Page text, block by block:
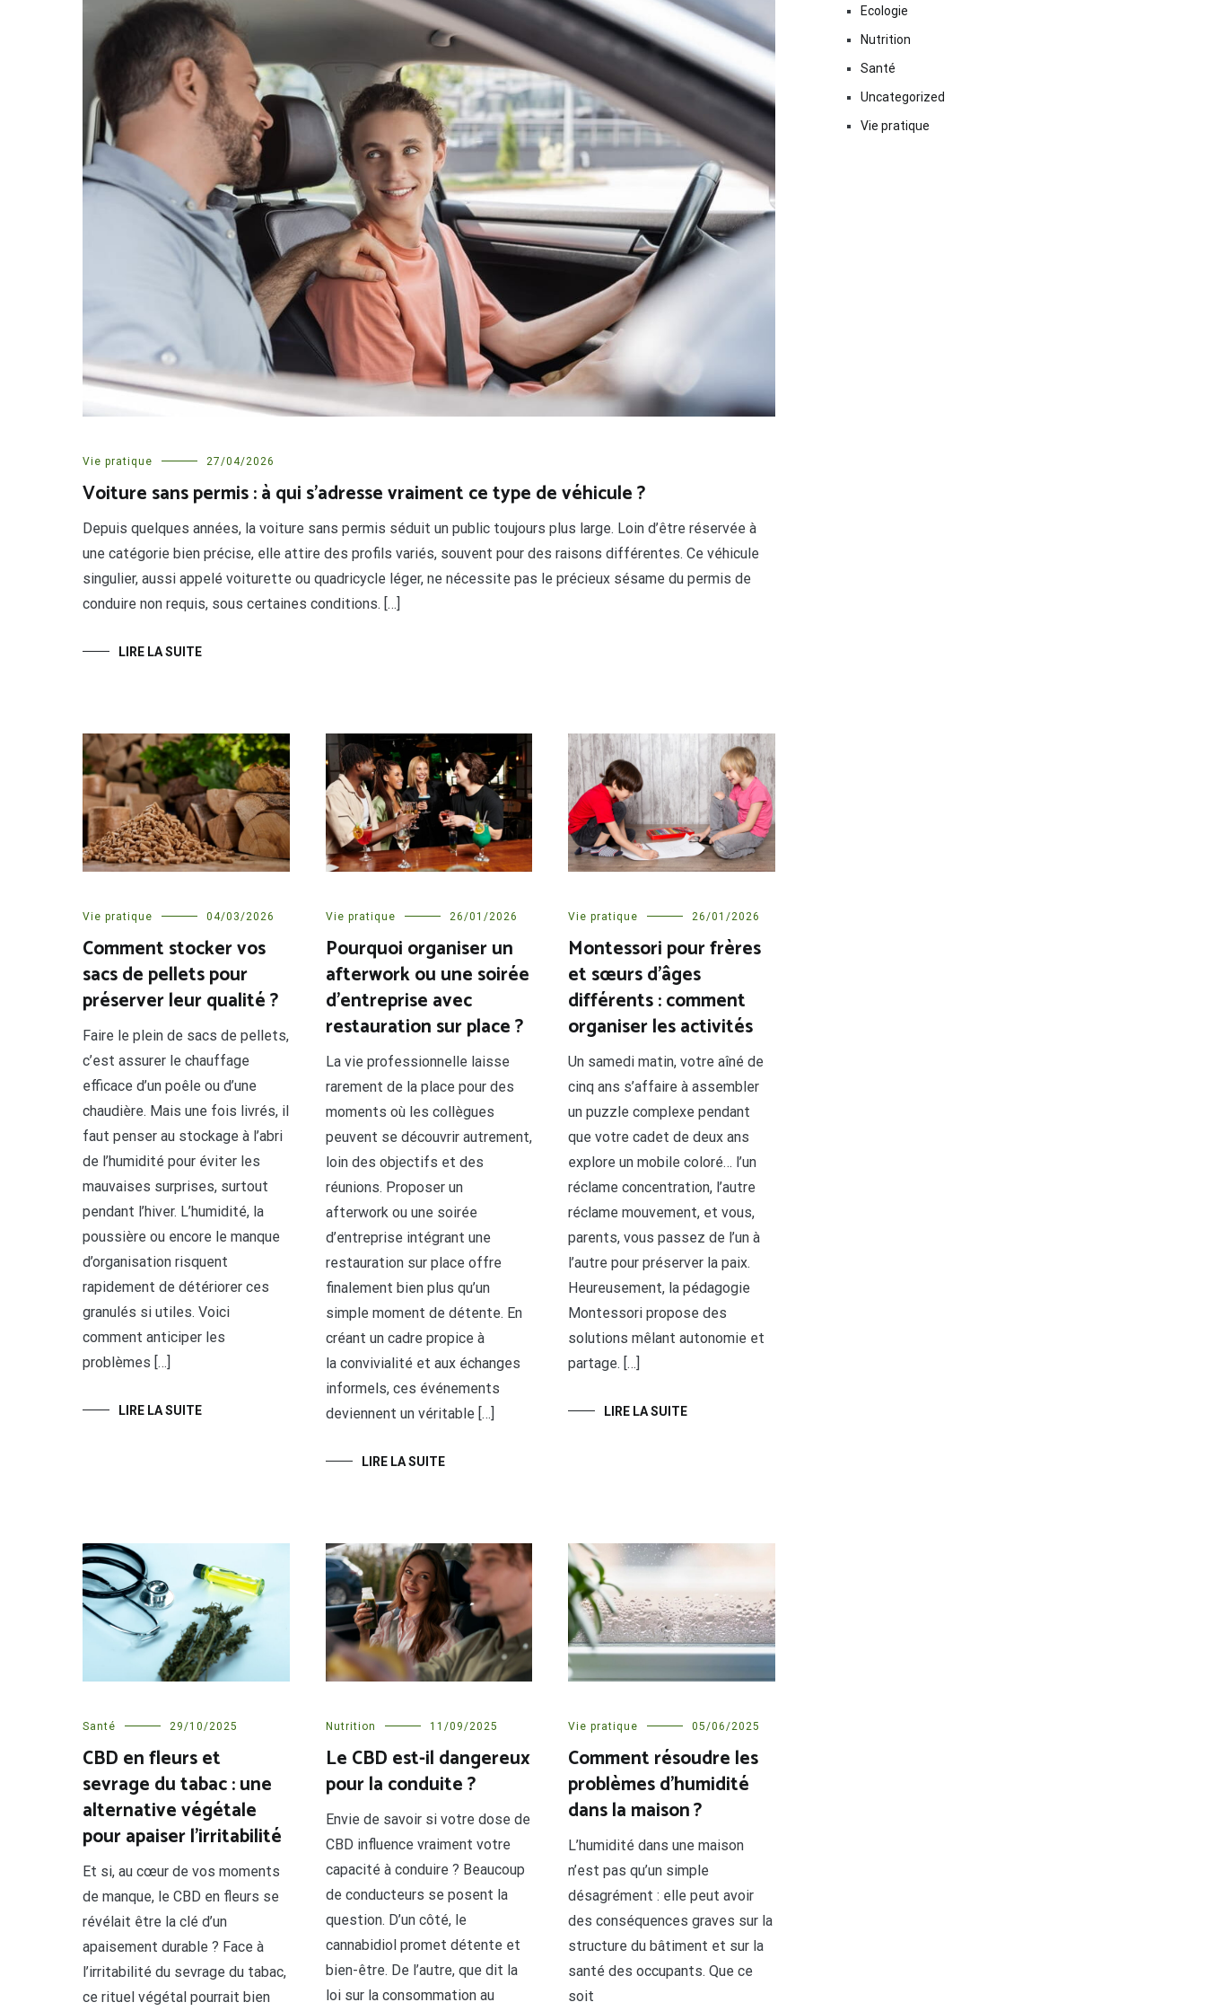
Vie pratique 27/04/2026
Voiture sans permis : à qui s’adresse vraiment ce type de véhicule ?
Depuis quelques années, la voiture sans permis séduit un public toujours plus large. Loin d’être réservée à
une catégorie bien précise, elle attire des profils variés, souvent pour des raisons différentes. Ce véhicule
singulier, aussi appelé voiturette ou quadricycle léger, ne nécessite pas le précieux sésame du permis de
conduire non requis, sous certaines conditions. […]
LIRE LA SUITE
Vie pratique 04/03/2026
Comment stocker vos
sacs de pellets pour
préserver leur qualité ?
Faire le plein de sacs de pellets,
c’est assurer le chauffage
efficace d’un poêle ou d’une
chaudière. Mais une fois livrés, il
faut penser au stockage à l’abri
de l’humidité pour éviter les
mauvaises surprises, surtout
pendant l’hiver. L’humidité, la
poussière ou encore le manque
d’organisation risquent
rapidement de détériorer ces
granulés si utiles. Voici
comment anticiper les
problèmes […]
LIRE LA SUITE
Vie pratique 26/01/2026
Pourquoi organiser un
afterwork ou une soirée
d’entreprise avec
restauration sur place ?
La vie professionnelle laisse
rarement de la place pour des
moments où les collègues
peuvent se découvrir autrement,
loin des objectifs et des
réunions. Proposer un
afterwork ou une soirée
d’entreprise intégrant une
restauration sur place offre
finalement bien plus qu’un
simple moment de détente. En
créant un cadre propice à
la convivialité et aux échanges
informels, ces événements
deviennent un véritable […]
LIRE LA SUITE
Vie pratique 26/01/2026
Montessori pour frères
et sœurs d’âges
différents : comment
organiser les activités
Un samedi matin, votre aîné de
cinq ans s’affaire à assembler
un puzzle complexe pendant
que votre cadet de deux ans
explore un mobile coloré… l’un
réclame concentration, l’autre
réclame mouvement, et vous,
parents, vous passez de l’un à
l’autre pour préserver la paix.
Heureusement, la pédagogie
Montessori propose des
solutions mêlant autonomie et
partage. […]
LIRE LA SUITE
Santé 29/10/2025
CBD en fleurs et
sevrage du tabac : une
alternative végétale
pour apaiser l’irritabilité
Et si, au cœur de vos moments
de manque, le CBD en fleurs se
révélait être la clé d’un
apaisement durable ? Face à
l’irritabilité du sevrage du tabac,
ce rituel végétal pourrait bien
Nutrition 11/09/2025
Le CBD est-il dangereux
pour la conduite ?
Envie de savoir si votre dose de
CBD influence vraiment votre
capacité à conduire ? Beaucoup
de conducteurs se posent la
question. D’un côté, le
cannabidiol promet détente et
bien-être. De l’autre, que dit la
loi sur la consommation au
Vie pratique 05/06/2025
Comment résoudre les
problèmes d’humidité
dans la maison ?
L’humidité dans une maison
n’est pas qu’un simple
désagrément : elle peut avoir
des conséquences graves sur la
structure du bâtiment et sur la
santé des occupants. Que ce
soit
Ecologie
Nutrition
Santé
Uncategorized
Vie pratique